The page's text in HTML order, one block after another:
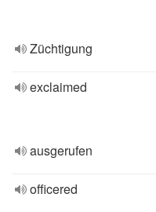
Züchtigung
exclaimed
ausgerufen
officered